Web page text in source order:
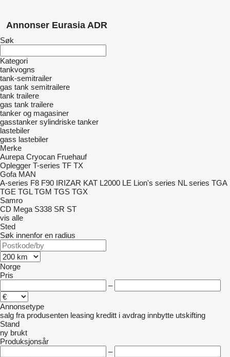
Annonser Eurasia ADR
Søk
Kategori
tankvogns
tank-semitrailer
gas tank semitrailere
tank trailere
gas tank trailere
tanker og magasiner
gasstanker sylindriske tanker
lastebiler
gass lastebiler
Merke
Aurepa Cryocan Fruehauf
Oplegger T-series TF TX
Gofa MAN
A-series F8 F90 IRIZAR KAT L2000 LE Lion's series NL series TGA
TGE TGL TGM TGS TGX
Samro
CD Mega S338 SR ST
vis alle
Sted
Søk innenfor en radius
Norge
Pris
–
Annonsetype
salg fra produsenten leasing kreditt i avdrag innbytte utskifting
Stand
ny brukt
Produksjonsår
–